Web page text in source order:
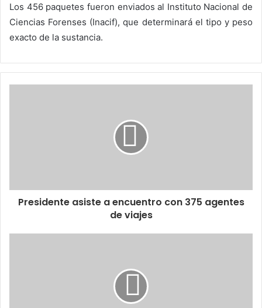
Los 456 paquetes fueron enviados al Instituto Nacional de
Ciencias Forenses (Inacif), que determinará el tipo y peso
exacto de la sustancia.
Presidente asiste a encuentro con 375 agentes
de viajes